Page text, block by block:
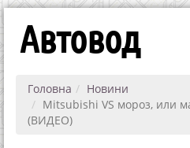
Автовод
Головна
Новини
Mitsubishi VS мороз, или
(ВИДЕО)